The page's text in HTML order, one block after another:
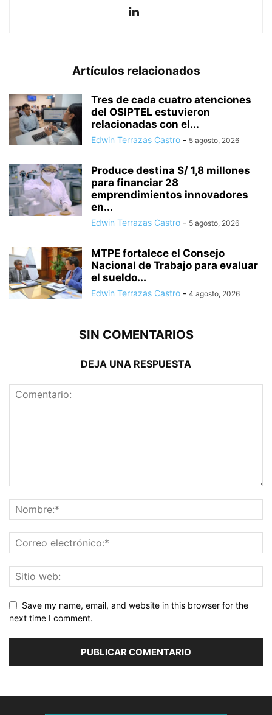
Artículos relacionados
Tres de cada cuatro atenciones
del OSIPTEL estuvieron
relacionadas con el...
Edwin Terrazas Castro - 5 agosto, 2026
Produce destina S/ 1,8 millones
para financiar 28
emprendimientos innovadores
en...
Edwin Terrazas Castro - 5 agosto, 2026
MTPE fortalece el Consejo
Nacional de Trabajo para evaluar
el sueldo...
Edwin Terrazas Castro - 4 agosto, 2026
SIN COMENTARIOS
DEJA UNA RESPUESTA
Save my name, email, and website in this browser for the
next time I comment.